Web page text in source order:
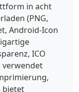
in acht
(PNG,
Android-Icon
ICO
verwendet
bietet